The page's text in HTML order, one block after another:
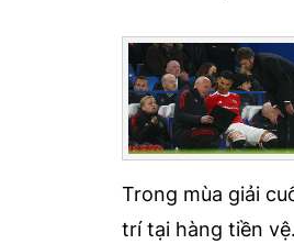
Trong mùa giải
trí tại hàng tiền